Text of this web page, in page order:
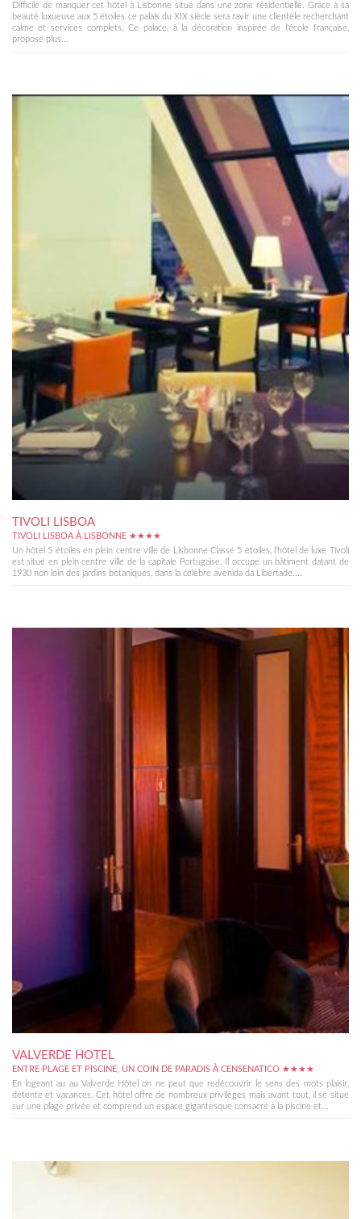
Difficile de manquer cet hôtel à Lisbonne situé dans une zone résidentielle. Grâce à sa
beauté luxueuse aux 5 étoiles ce palais du XIX siècle sera ravir une clientèle recherchant
calme et services complets. Ce palace, à la décoration inspirée de l'école française,
propose plus...
TIVOLI LISBOA
TIVOLI LISBOA À LISBONNE ★★★★
Un hôtel 5 étoiles en plein centre ville de Lisbonne Classé 5 étoiles, l'hôtel de luxe Tivoli
est situé en plein centre ville de la capitale Portugaise. Il occupe un bâtiment datant de
1930 non loin des jardins botaniques, dans la célèbre avenida da Libertade....
VALVERDE HOTEL
ENTRE PLAGE ET PISCINE, UN COIN DE PARADIS À CENSENATICO ★★★★
En logeant au au Valverde Hôtel on ne peut que redécouvrir le sens des mots plaisir,
détente et vacances. Cet hôtel offre de nombreux privilèges mais avant tout, il se situe
sur une plage privée et comprend un espace gigantesque consacré à la piscine et...